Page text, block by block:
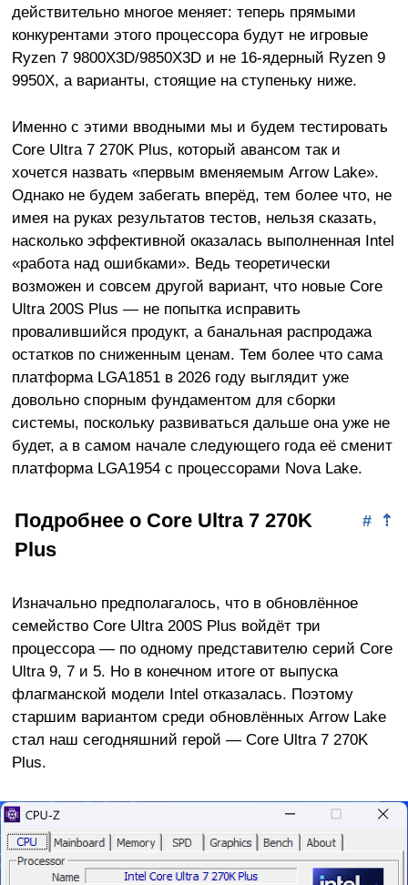
действительно многое меняет: теперь прямыми
конкурентами этого процессора будут не игровые
Ryzen 7 9800X3D/9850X3D и не 16-ядерный Ryzen 9
9950X, а варианты, стоящие на ступеньку ниже.
Именно с этими вводными мы и будем тестировать
Core Ultra 7 270K Plus, который авансом так и
хочется назвать «первым вменяемым Arrow Lake».
Однако не будем забегать вперёд, тем более что, не
имея на руках результатов тестов, нельзя сказать,
насколько эффективной оказалась выполненная Intel
«работа над ошибками». Ведь теоретически
возможен и совсем другой вариант, что новые Core
Ultra 200S Plus — не попытка исправить
провалившийся продукт, а банальная распродажа
остатков по сниженным ценам. Тем более что сама
платформа LGA1851 в 2026 году выглядит уже
довольно спорным фундаментом для сборки
системы, поскольку развиваться дальше она уже не
будет, а в самом начале следующего года её сменит
платформа LGA1954 с процессорами Nova Lake.
⇡
#
Подробнее о Core Ultra 7 270K
Plus
Изначально предполагалось, что в обновлённое
семейство Core Ultra 200S Plus войдёт три
процессора — по одному представителю серий Core
Ultra 9, 7 и 5. Но в конечном итоге от выпуска
флагманской модели Intel отказалась. Поэтому
старшим вариантом среди обновлённых Arrow Lake
стал наш сегодняшний герой — Core Ultra 7 270K
Plus.